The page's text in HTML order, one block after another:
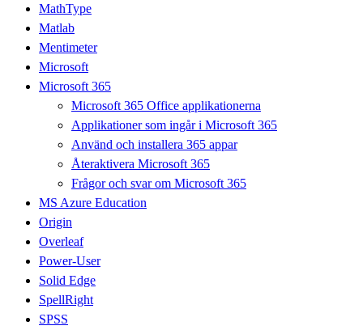
MathType
Matlab
Mentimeter
Microsoft
Microsoft 365
Microsoft 365 Office applikationerna
Applikationer som ingår i Microsoft 365
Använd och installera 365 appar
Återaktivera Microsoft 365
Frågor och svar om Microsoft 365
MS Azure Education
Origin
Overleaf
Power-User
Solid Edge
SpellRight
SPSS